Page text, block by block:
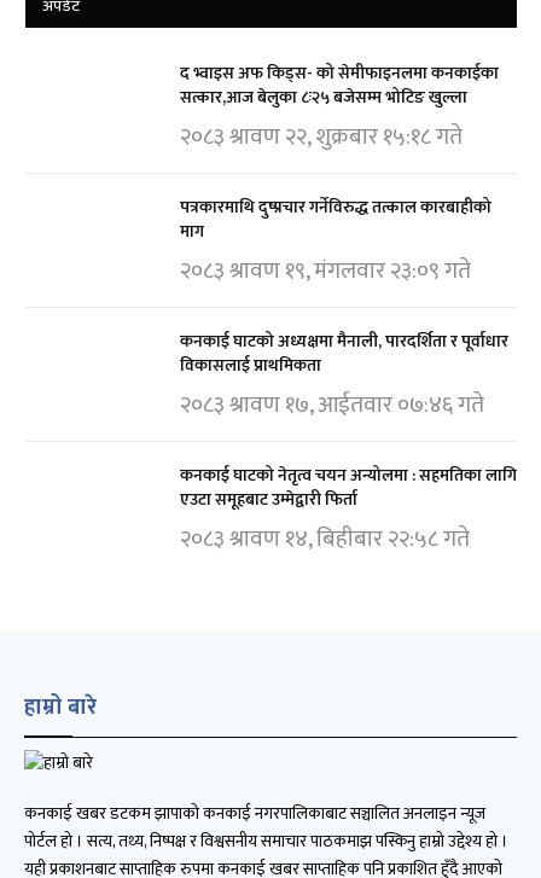
अपडेट
द भ्वाइस अफ किड्स- को सेमीफाइनलमा कनकाईका
सत्कार,आज बेलुका ८ः२५ बजेसम्म भोटिङ खुल्ला
२०८३ श्रावण २२, शुक्रबार १५:१८ गते
पत्रकारमाथि दुष्प्रचार गर्नेविरुद्ध तत्काल कारबाहीको
माग
२०८३ श्रावण १९, मंगलवार २३:०९ गते
कनकाई घाटको अध्यक्षमा मैनाली, पारदर्शिता र पूर्वाधार
विकासलाई प्राथमिकता
२०८३ श्रावण १७, आईतवार ०७:४६ गते
कनकाई घाटको नेतृत्व चयन अन्योलमा : सहमतिका लागि
एउटा समूहबाट उम्मेद्वारी फिर्ता
२०८३ श्रावण १४, बिहीबार २२:५८ गते
हाम्रो बारे
कनकाई खबर डटकम झापाको कनकाई नगरपालिकाबाट सञ्चालित अनलाइन न्यूज
पोर्टल हो । सत्य, तथ्य, निष्पक्ष र विश्वसनीय समाचार पाठकमाझ पस्किनु हाम्रो उद्देश्य हो ।
यही प्रकाशनबाट साप्ताहिक रुपमा कनकाई खबर साप्ताहिक पनि प्रकाशित हुँदै आएको